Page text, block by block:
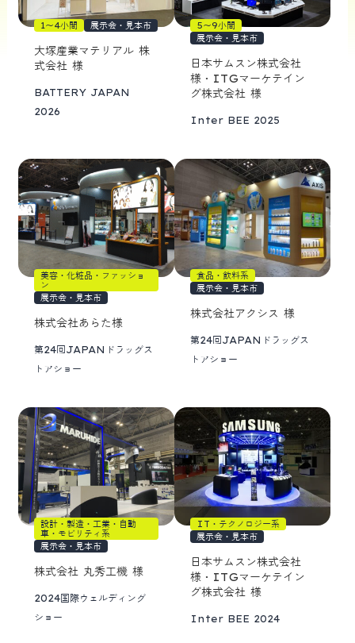
1〜4小間 展示会・見本市
大塚産業マテリアル 株
式会社 様
BATTERY JAPAN
2026
5〜9小間
展示会・見本市
日本サムスン株式会社
様・ITGマーケテイン
グ株式会社 様
Inter BEE 2025
美容・化粧品・ファッショ
ン
展示会・見本市
株式会社あらた様
第24回JAPANドラッグス
トアショー
食品・飲料系
展示会・見本市
株式会社アクシス 様
第24回JAPANドラッグス
トアショー
設計・製造・工業・自動
車・モビリティ系
展示会・見本市
株式会社 丸秀工機 様
2024国際ウェルディング
ショー
IT・テクノロジー系
展示会・見本市
日本サムスン株式会社
様・ITGマーケテイン
グ株式会社 様
Inter BEE 2024